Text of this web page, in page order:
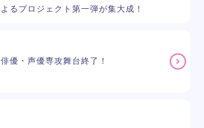
よるプロジェクト第一弾が集大成！
俳優・声優専攻舞台終了！